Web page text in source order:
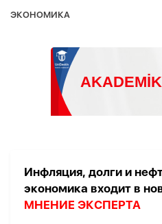
ЭКОНОМИКА
Инфляция, долги и
экономика входит в
МНЕНИЕ ЭКСПЕРТА